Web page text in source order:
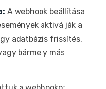
A webhook beállítása
aktiválják a
adatbázis frissítés,
bármely más